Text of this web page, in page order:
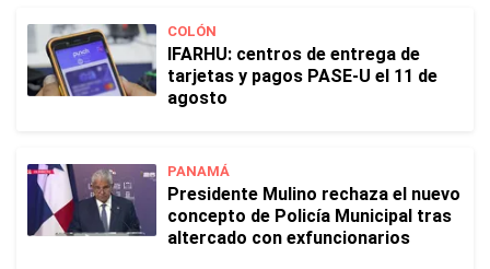
COLÓN
IFARHU: centros de entrega de
tarjetas y pagos PASE-U el 11 de
agosto
PANAMÁ
Presidente Mulino rechaza el nuevo
concepto de Policía Municipal tras
altercado con exfuncionarios